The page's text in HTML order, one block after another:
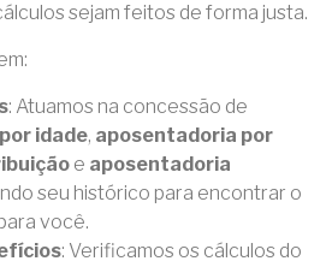
sejam feitos de forma justa.
: Atuamos na concessão de
idade, aposentadoria por
e aposentadoria
seu histórico para encontrar o
você.
: Verificamos os cálculos do